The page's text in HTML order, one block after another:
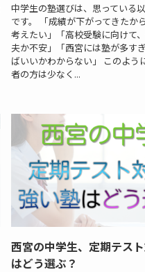
中学生の塾選びは、思っている
です。 「成績が下がってきたか
考えたい」「高校受験に向けて
夫か不安」「西宮には塾が多す
ばいいかわからない」 このよう
者の方は少なく...
西宮の中学生、定期テス
はどう選ぶ？